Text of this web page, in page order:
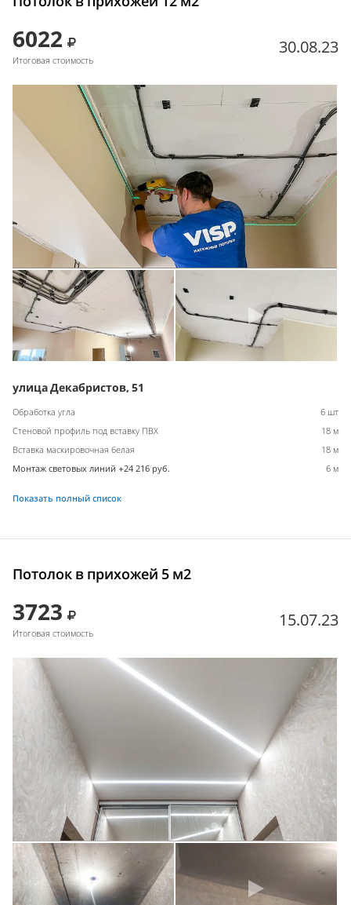
6022
Итоговая стоимость
30.08.23
улица Декабристов, 51
Обработка угла
6 шт
Стеновой профиль под вставку ПВХ
18 м
Вставка маскировочная белая
18 м
Монтаж световых линий +24 216 руб.
6 м
Показать полный список
Потолок в прихожей 5 м2
3723
Итоговая стоимость
15.07.23